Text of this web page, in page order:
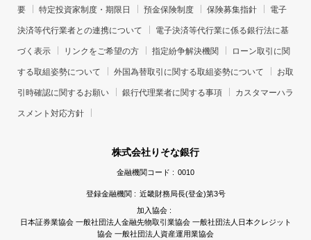
要 特定投資家制度・期限日 預金保険制度 保険募集指針 電子
決済等代行業者との連携について 電子決済等代行業に係る銀行法に基
づく表示 リンクをご希望の方 指定紛争解決機関 ローン取引に関
する取組姿勢について 外国為替取引に関する取組姿勢について お取
引時確認に関するお願い 銀行代理業者に関する事項 カスタマーハラ
スメント対応方針
株式会社りそな銀行
金融機関コード : 0010
登録金融機関 : 近畿財務局長(登金)第3号
加入協会 :
日本証券業協会 一般社団法人金融先物取引業協会 一般社団法人日本クレジット
協会 一般社団法人資産運用業協会